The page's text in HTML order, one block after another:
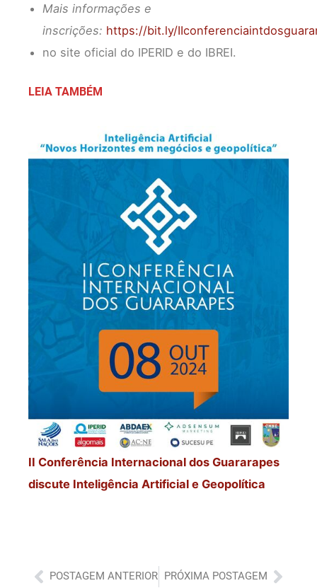
Mais informações e
inscrições: https://bit.ly/
no site oficial do IPERID e do IBREI.
LEIA TAMBÉM
II Conferência Internacional dos Guararapes
discute Inteligência Artificial e Geopolítica
Anterior
POSTAGEM ANTERIOR PRÓXIMA POSTAGEM